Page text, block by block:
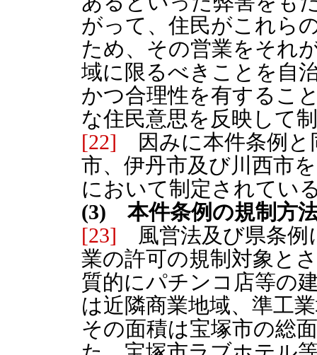
がって、住民がこれら
ため、その営業をそれ
域に限るべきことを自
かつ合理性を有するこ
な住民意思を反映して
[22] 因みに本件条例と
市、伊丹市及び川西市
において制定されてい
(3) 本件条例の規制方
[23] 風営法及び県条例
業の許可の規制対象と
質的にパチンコ店等の
は近隣商業地域、準工
その面積は宝塚市の総